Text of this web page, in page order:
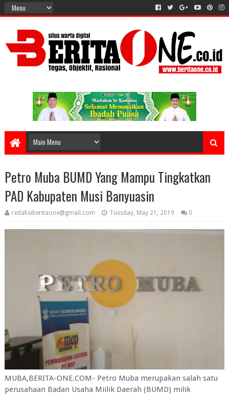
Petro Muba BUMD Yang Mampu Tingkatkan
PAD Kabupaten Musi Banyuasin
redaksiberitaone@gmail.com Tuesday, May 21, 2019 0
MUBA,BERITA-ONE.COM- Petro Muba merupakan salah satu
perusahaan Badan Usaha Miilik Daerah (BUMD) milik